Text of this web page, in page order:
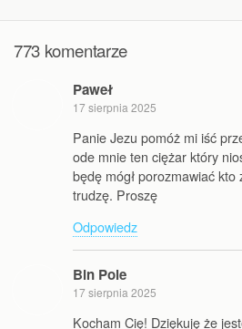
773 komentarze
Paweł
17 sierpnia 2025
Panie Jezu pomóż mi iść
ode mnie ten ciężar który
będę mógł porozmawiać
trudzę. Proszę
Odpowiedz
Bin Pole
17 sierpnia 2025
Kocham Cię! Dziękuję że